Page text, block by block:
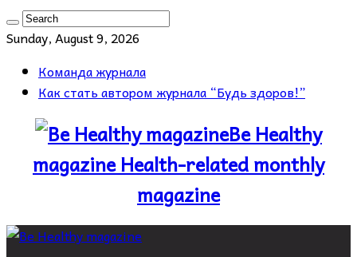
Sunday, August 9, 2026
Команда журнала
Как стать автором журнала “Будь здоров!”
Be Healthy
magazine Health-related monthly
magazine